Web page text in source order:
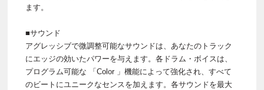
ます。
■サウンド
アグレッシブで微調整可能なサウンドは、あなたのトラック
にエッジの効いたパワーを与えます。各ドラム・ボイスは、
プログラム可能な 「Color 」機能によって強化され、すべて
のビートにユニークなセンスを加えます。各サウンドを最大